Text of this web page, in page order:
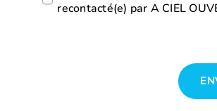
recontacté(e) par A CIEL